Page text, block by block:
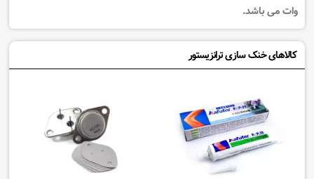
وات می باشد.
کالاهای خنک سازی ترانزیستور